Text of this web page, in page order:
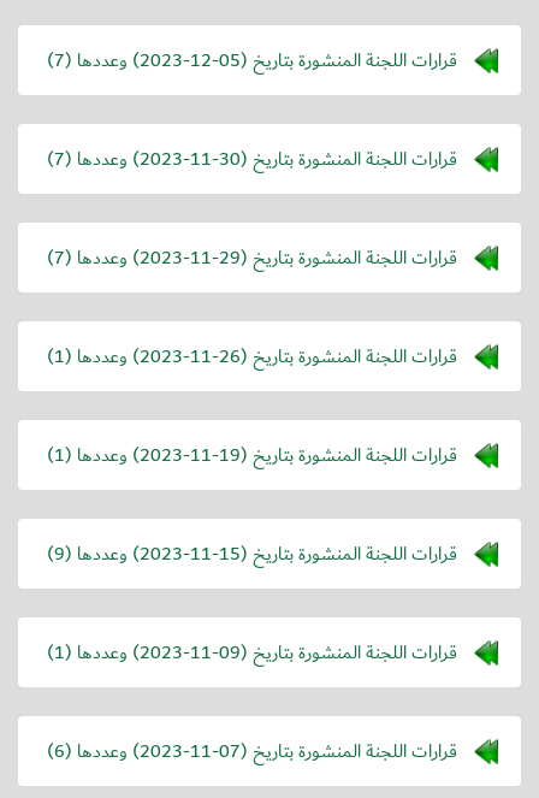
قرارات اللجنة المنشورة بتاريخ (2023-12-05) وعددها (7)
قرارات اللجنة المنشورة بتاريخ (2023-11-30) وعددها (7)
قرارات اللجنة المنشورة بتاريخ (2023-11-29) وعددها (7)
قرارات اللجنة المنشورة بتاريخ (2023-11-26) وعددها (1)
قرارات اللجنة المنشورة بتاريخ (2023-11-19) وعددها (1)
قرارات اللجنة المنشورة بتاريخ (2023-11-15) وعددها (9)
قرارات اللجنة المنشورة بتاريخ (2023-11-09) وعددها (1)
قرارات اللجنة المنشورة بتاريخ (2023-11-07) وعددها (6)